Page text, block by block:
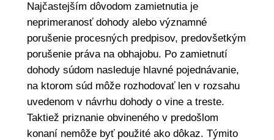
Najčastejším dôvodom zamietnutia je
neprimeranosť dohody alebo významné
porušenie procesných predpisov, predovšetkým
porušenie práva na obhajobu. Po zamietnutí
dohody súdom nasleduje hlavné pojednávanie,
na ktorom súd môže rozhodovať len v rozsahu
uvedenom v návrhu dohody o vine a treste.
Taktiež priznanie obvineného v predošlom
konaní nemôže byť použité ako dôkaz. Týmito